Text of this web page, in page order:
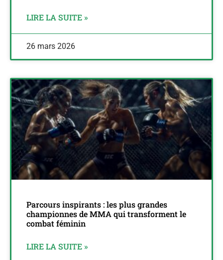
LIRE LA SUITE »
26 mars 2026
Parcours inspirants : les plus grandes
championnes de MMA qui transforment le
combat féminin
LIRE LA SUITE »